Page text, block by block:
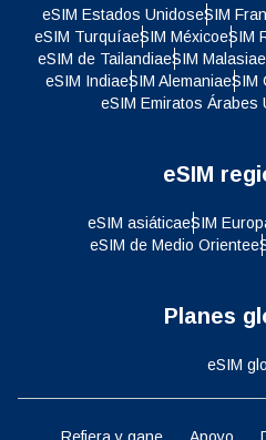
eSIM Estados UnidoseSIM
eSIM TurquíaeSIM MéxicoeSIM
eSIM de TailandiaeSIM Malasia
eSIM IndiaeSIM AlemaniaeSIM
eSIM Emiratos Árabes
eSIM
eSIM asiáticaeSIM
eSIM de Medio Oriente
Planes
eSIM